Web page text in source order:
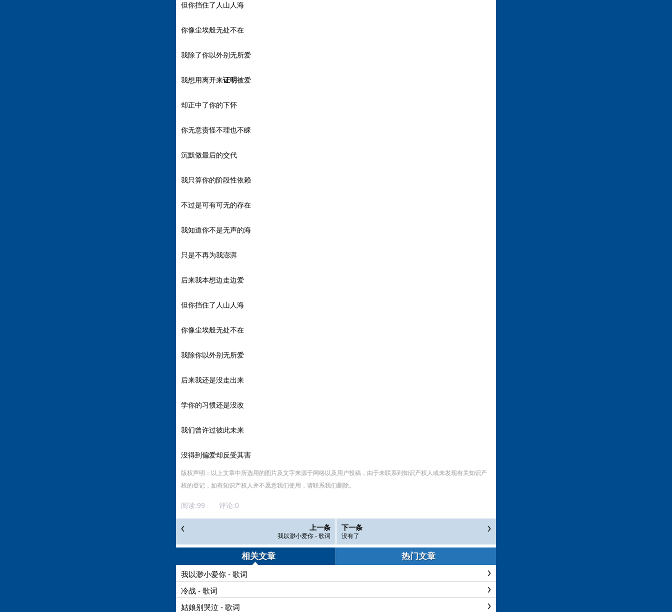
但你挡住了人山人海
你像尘埃般无处不在
我除了你以外别无所爱
我想用离开来证明被爱
却正中了你的下怀
你无意责怪不理也不睬
沉默做最后的交代
我只算你的阶段性依赖
不过是可有可无的存在
我知道你不是无声的海
只是不再为我澎湃
后来我本想边走边爱
但你挡住了人山人海
你像尘埃般无处不在
我除你以外别无所爱
后来我还是没走出来
学你的习惯还是没改
我们曾许过彼此未来
没得到偏爱却反受其害
版权声明：以上文章中所选用的图片及文字来源于网络以及用户投稿，由于未联系到知识产权人或未发现有关知识产
权的登记，如有知识产权人并不愿意我们使用，请联系我们删除。
阅读:99 评论:0
上一条
我以渺小爱你 - 歌词
下一条
没有了
相关文章 热门文章
我以渺小爱你 - 歌词
冷战 - 歌词
姑娘别哭泣 - 歌词